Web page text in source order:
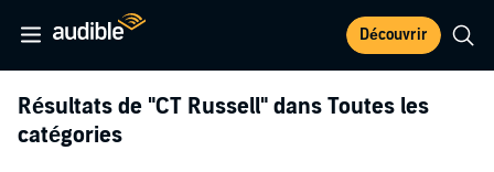
Découvrir
Résultats de "CT Russell" dans Toutes les
catégories